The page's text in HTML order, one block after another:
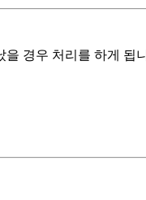
경우 처리를 하게 됩